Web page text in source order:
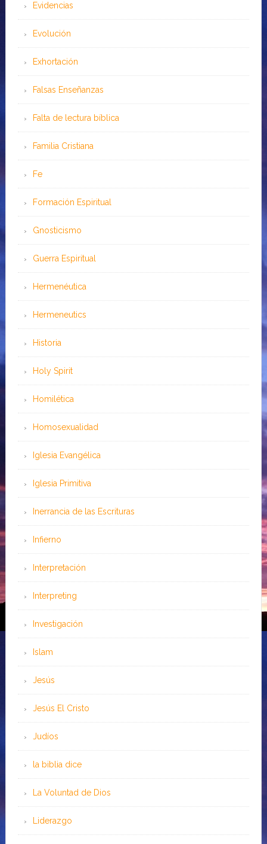
Evidencias
Evolución
Exhortación
Falsas Enseñanzas
Falta de lectura bíblica
Familia Cristiana
Fe
Formación Espiritual
Gnosticismo
Guerra Espiritual
Hermenéutica
Hermeneutics
Historia
Holy Spirit
Homilética
Homosexualidad
Iglesia Evangélica
Iglesia Primitiva
Inerrancia de las Escrituras
Infierno
Interpretación
Interpreting
Investigación
Islam
Jesús
Jesús El Cristo
Judíos
la biblia dice
La Voluntad de Dios
Liderazgo